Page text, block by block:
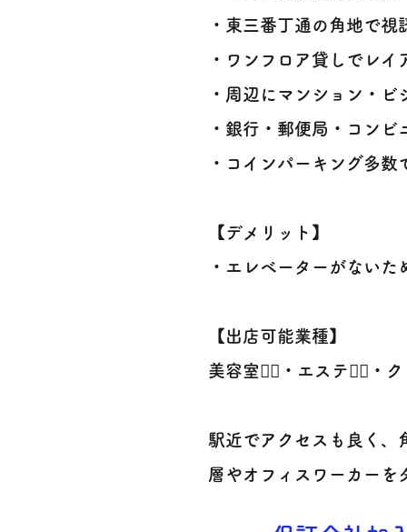
・東三番丁通の角地で視
・ワンフロア貸しでレ
・周辺にマンション・
・銀行・郵便局・コン
・コインパーキング多
【デメリット】
・エレベーターがない
【出店可能業種】
美容室💇‍♀️・エステ💆‍♀️・
駅近でアクセスも良く、
層やオフィスワーカーを